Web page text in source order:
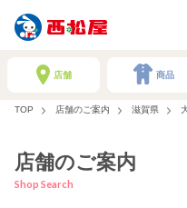
店舗 商品
TOP 店舗のご案内 滋賀県
店舗のご案内
Shop Search